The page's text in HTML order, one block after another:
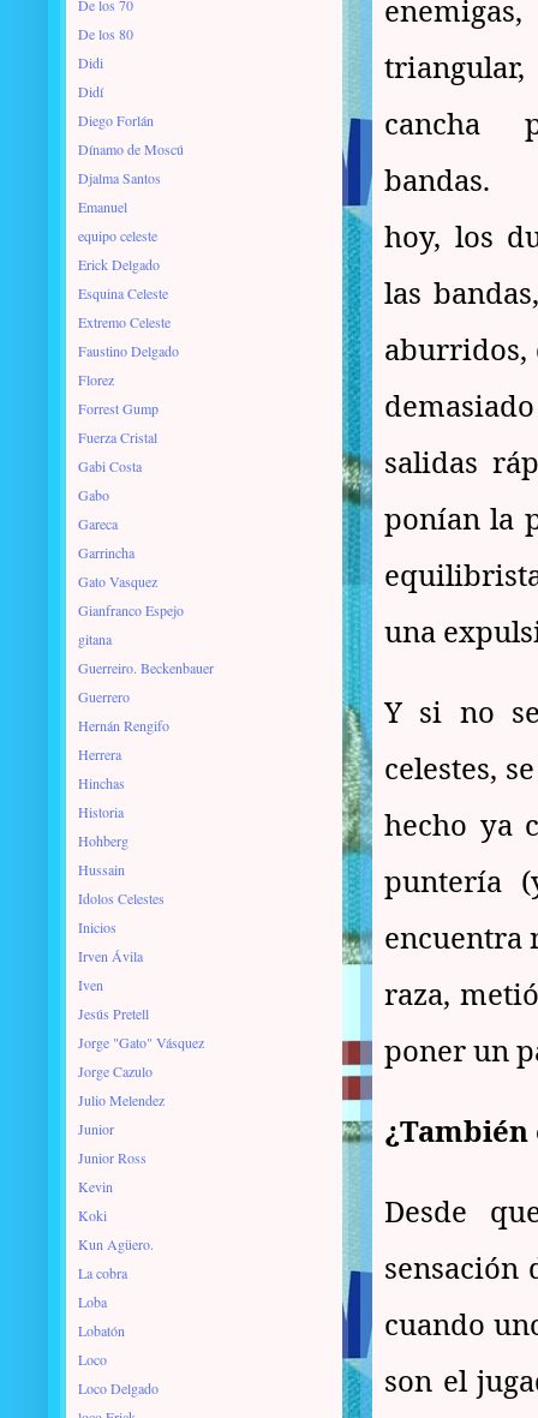
enemigas,
cancha
bandas.
hoy, los
las
aburridos,
salidas
ponían la
una
Y si no
celestes,
hecho ya
puntería
encuentra
raza,
poner un
Desde
sensación
cuando
son el
De los 70
De los 80
Didi
Didí
Diego Forlán
Dínamo de Moscú
Djalma Santos
Emanuel
equipo celeste
Erick Delgado
Esquina Celeste
Extremo Celeste
Faustino Delgado
Florez
Forrest Gump
Fuerza Cristal
Gabi Costa
Gabo
Gareca
Garrincha
Gato Vasquez
Gianfranco Espejo
gitana
Guerreiro. Beckenbauer
Guerrero
Hernán Rengifo
Herrera
Hinchas
Historia
Hohberg
Hussain
Idolos Celestes
Inicios
Irven Ávila
Iven
Jesús Pretell
Jorge "Gato" Vásquez
Jorge Cazulo
Julio Melendez
Junior
Junior Ross
Kevin
Koki
Kun Agüero.
La cobra
Loba
Lobatón
Loco
Loco Delgado